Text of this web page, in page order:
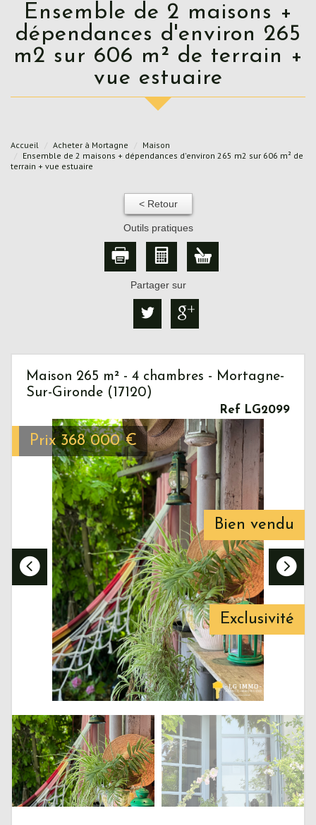
Ensemble de 2 maisons +
dépendances d'environ 265
m2 sur 606 m² de terrain +
vue estuaire
Accueil Acheter à Mortagne
Maison
Ensemble de 2 maisons + dépendances d'environ 265 m2 sur 606 m² de
terrain + vue estuaire
< Retour
Outils pratiques
Partager sur
Bien vendu
Exclusivité
Maison 265 m² - 4 chambres - Mortagne-
Sur-Gironde (17120)
Ref LG2099
Prix 368 000 €